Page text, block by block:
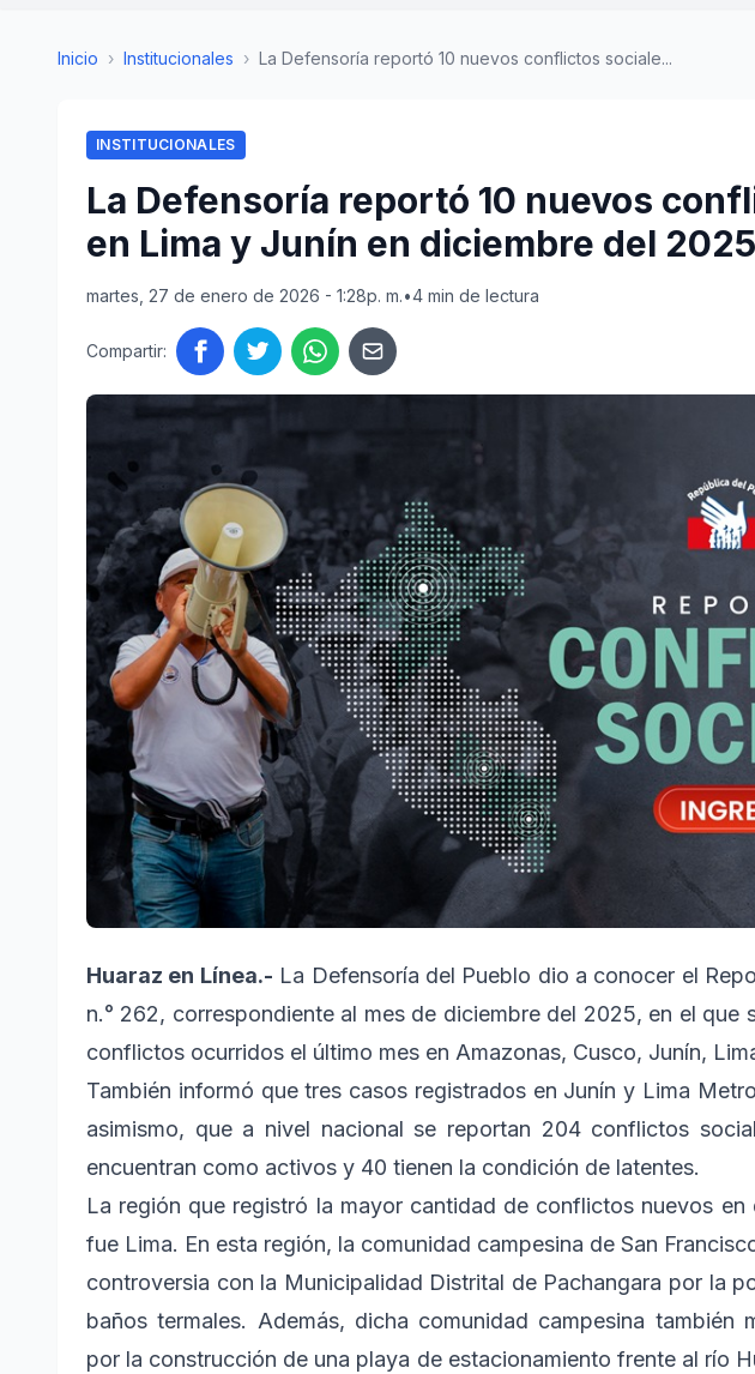
Inicio › Institucionales › La Defensoría reportó 10 nuevos conflictos sociale...
INSTITUCIONALES
La Defensoría reportó 10 nuevos
en Lima y Junín en diciembre del 2025
martes, 27 de enero de 2026 - 1:28p. m.•4 min de lectura
Compartir:
Huaraz en Línea.- La Defensoría del Pueblo dio a conocer el
n.° 262, correspondiente al mes de diciembre del 2025, en el que
conflictos ocurridos el último mes en Amazonas, Cusco, Junín,
También informó que tres casos registrados en Junín y Lima
asimismo, que a nivel nacional se reportan 204 conflictos
encuentran como activos y 40 tienen la condición de latentes.
La región que registró la mayor cantidad de conflictos nuevos en
fue Lima. En esta región, la comunidad campesina de San
controversia con la Municipalidad Distrital de Pachangara por la
baños termales. Además, dicha comunidad campesina también
por la construcción de una playa de estacionamiento frente al río